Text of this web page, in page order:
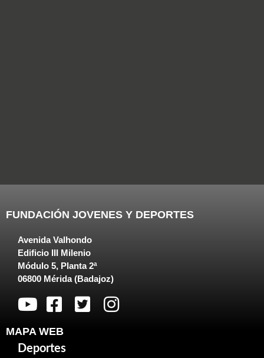
FUNDACIÓN JOVENES Y DEPORTES
Avenida Valhondo
Edificio III Milenio
Módulo 5, Planta 2ª
06800 Mérida (Badajoz)
MAPA WEB
Deportes